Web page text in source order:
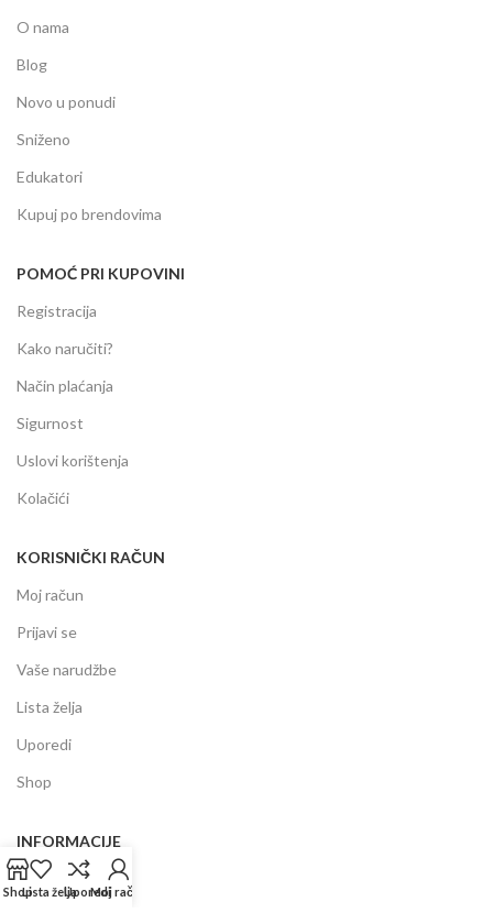
O nama
Blog
Novo u ponudi
Sniženo
Edukatori
Kupuj po brendovima
POMOĆ PRI KUPOVINI
Registracija
Kako naručiti?
Način plaćanja
Sigurnost
Uslovi korištenja
Kolačići
KORISNIČKI RAČUN
Moj račun
Prijavi se
Vaše narudžbe
Lista želja
Uporedi
Shop
INFORMACIJE
Prodajni centar
ShopLista željaUporediMoj račun